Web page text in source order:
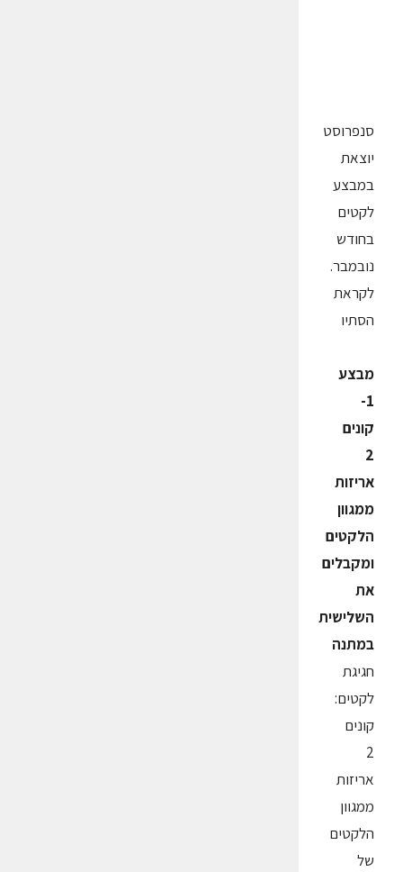
סנפרוסט
יוצאת
במבצע
לקטים
בחודש
נובמבר.
לקראת
הסתיו
מבצע
1-
קונים
2
אריזות
ממגוון
הלקטים
ומקבלים
את
השלישית
במתנה
חגיגת
לקטים:
קונים
2
אריזות
ממגוון
הלקטים
של